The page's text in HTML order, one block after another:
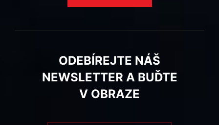
ODEBÍREJTE NÁŠ
NEWSLETTER A BUĎTE
V OBRAZE